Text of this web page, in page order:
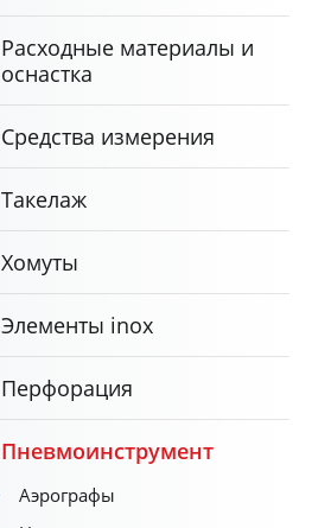
Расходные материалы и
оснастка
Средства измерения
Такелаж
Хомуты
Элементы inox
Перфорация
Пневмоинструмент
Аэрографы